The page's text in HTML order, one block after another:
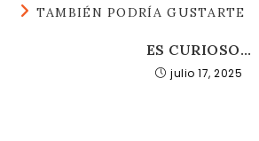
TAMBIÉN PODRÍA GUSTARTE
ES CURIOSO…
julio 17, 2025